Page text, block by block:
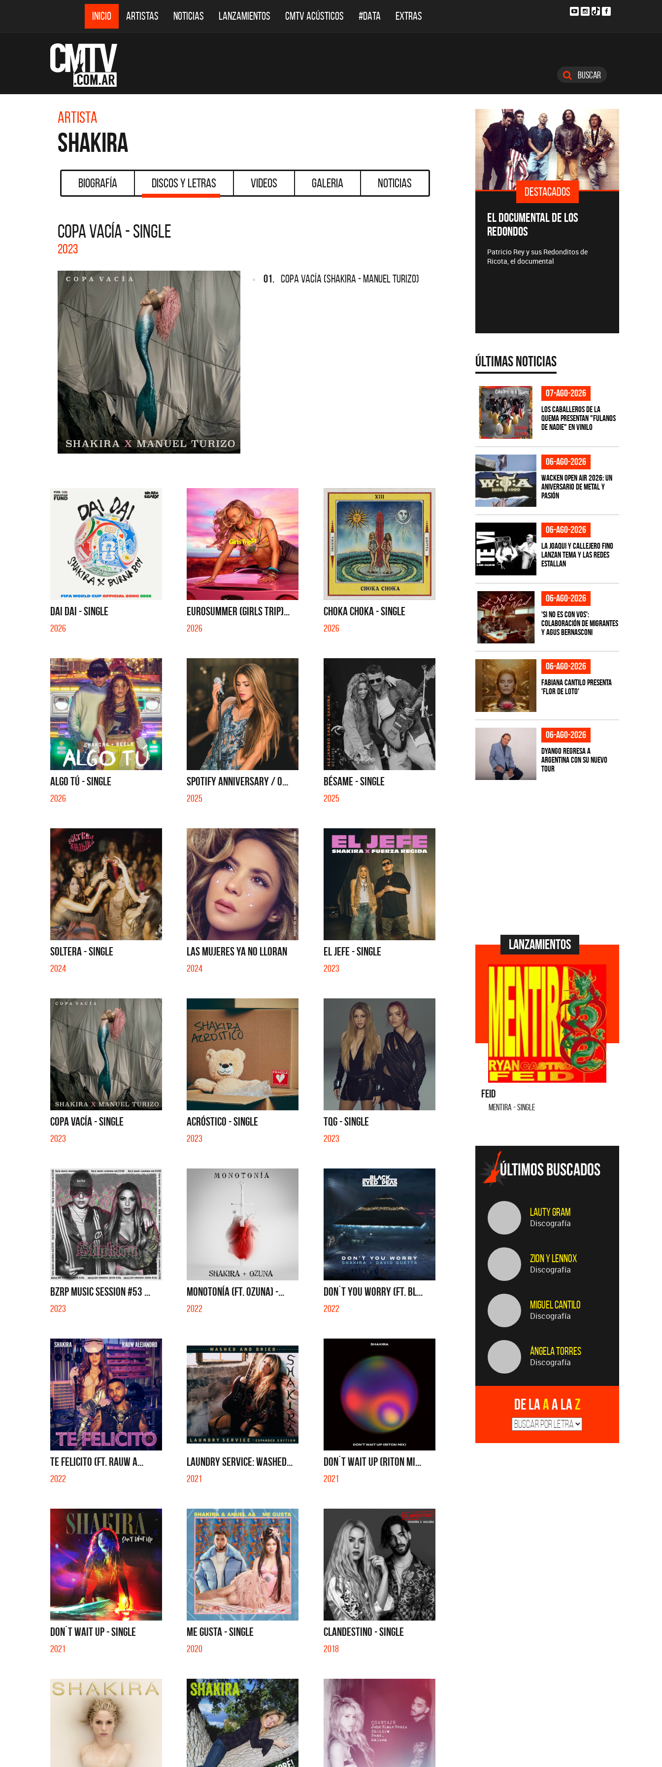
INICIO ARTISTAS NOTICIAS LANZAMIENTOS CMTV ACÚSTICOS #DATA EXTRAS
Buscar
Artista
Shakira
Biografía Discos y Letras Videos Galeria Noticias
COPA VACÍA - SINGLE
2023
01. COPA VACÍA (SHAKIRA - MANUEL TURIZO)
DAI DAI - SINGLE
2026
EUROSUMMER (GIRLS TRIP)...
2026
CHOKA CHOKA - SINGLE
2026
ALGO TÚ - SINGLE
2026
SPOTIFY ANNIVERSARY / O...
2025
BÉSAME - SINGLE
2025
SOLTERA - SINGLE
2024
LAS MUJERES YA NO LLORAN
2024
EL JEFE - SINGLE
2023
COPA VACÍA - SINGLE
2023
ACRÓSTICO - SINGLE
2023
TQG - SINGLE
2023
BZRP MUSIC SESSION #53 ...
2023
MONOTONÍA (FT. OZUNA) -...
2022
DON´T YOU WORRY (FT. BL...
2022
TE FELICITO (FT. RAUW A...
2022
LAUNDRY SERVICE: WASHED...
2021
DON´T WAIT UP (RITON MI...
2021
DON´T WAIT UP - SINGLE
2021
ME GUSTA - SINGLE
2020
CLANDESTINO - SINGLE
2018
DESTACADOS DESTACADOS DESTACADOS
EL DOCUMENTAL DE LOS
REDONDOS
Patricio Rey y sus Redonditos de
Ricota, el documental
Últimas Noticias
07-ago-2026
Los Caballeros de la
Quema presentan "Fulanos
de Nadie" en vinilo
06-ago-2026
Wacken Open Air 2026: Un
aniversario de metal y
pasión
06-ago-2026
La Joaqui y Callejero Fino
lanzan tema y las redes
estallan
06-ago-2026
'Si No Es Con Vos':
colaboración de Migrantes
y Agus Bernasconi
06-ago-2026
Fabiana Cantilo presenta
'Flor de Loto'
06-ago-2026
Dyango regresa a
Argentina con su nuevo
tour
Lanzamientos
Migrantes
SI NO ES CON VOS - SINGLE
Los Palmeras
YO SOY - SINGLE
Feid
MENTIRA - SINGLE
Lauty Gram
Discografía
Zion Y Lennox
Discografía
Miguel Cantilo
Discografía
Ángela Torres
Discografía
De laAa laZ